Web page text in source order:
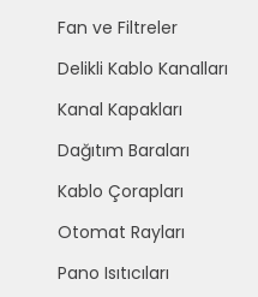
Fan ve Filtreler
Delikli Kablo Kanalları
Kanal Kapakları
Dağıtım Baraları
Kablo Çorapları
Otomat Rayları
Pano Isıtıcıları